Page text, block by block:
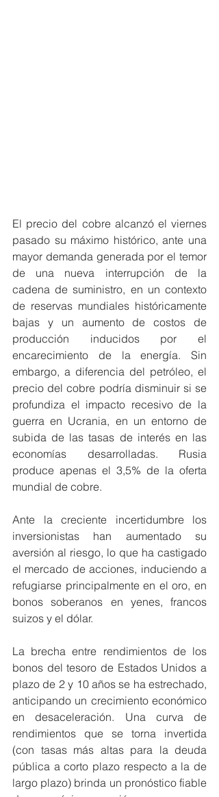
El precio del cobre alcanzó el viernes
pasado su máximo histórico, ante una
mayor demanda generada por el temor
de una nueva interrupción de la
cadena de suministro, en un contexto
de reservas mundiales históricamente
bajas y un aumento de costos de
producción inducidos por el
encarecimiento de la energía. Sin
embargo, a diferencia del petróleo, el
precio del cobre podría disminuir si se
profundiza el impacto recesivo de la
guerra en Ucrania, en un entorno de
subida de las tasas de interés en las
economías desarrolladas. Rusia
produce apenas el 3,5% de la oferta
mundial de cobre.
Ante la creciente incertidumbre los
inversionistas han aumentado su
aversión al riesgo, lo que ha castigado
el mercado de acciones, induciendo a
refugiarse principalmente en el oro, en
bonos soberanos en yenes, francos
suizos y el dólar.
La brecha entre rendimientos de los
bonos del tesoro de Estados Unidos a
plazo de 2 y 10 años se ha estrechado,
anticipando un crecimiento económico
en desaceleración. Una curva de
rendimientos que se torna invertida
(con tasas más altas para la deuda
pública a corto plazo respecto a la de
largo plazo) brinda un pronóstico fiable